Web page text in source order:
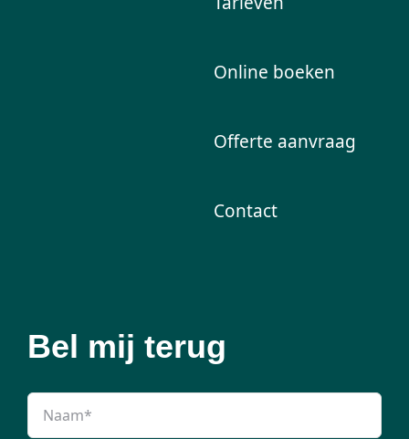
Online boeken
Offerte aanvraag
Contact
Bel mij terug